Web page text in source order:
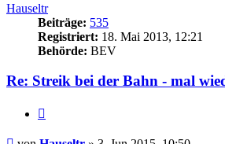
Hauseltr
Beiträge: 535
Registriert: 18. Mai 2013, 12:21
Behörde: BEV
Re: Streik bei der Bahn - mal
Beitrag